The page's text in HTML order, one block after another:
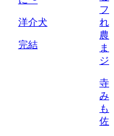
洋介犬
完結
フ
れ
農
ま
ジ
寺
み
も
佐